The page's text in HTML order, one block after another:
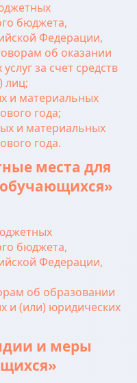
бюджета,
Федерации,
об оказании
за счет средств
лиц;
и материальных
года;
и материальных
года.
места для
бюджета,
Федерации,
об образовании
и (или) юридических
и меры